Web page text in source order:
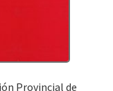
Provincial de